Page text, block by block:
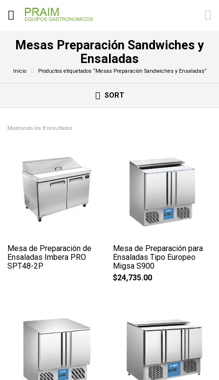
Mesas Preparación Sandwiches y
Ensaladas
Inicio Productos etiquetados “Mesas Preparación Sandwiches y Ensaladas”
SORT
Mostrando los 8 resultados
Mesa de Preparación de
Ensaladas Imbera PRO
SPT48-2P
Mesa de Preparación para
Ensaladas Tipo Europeo
Migsa S900
$24,735.00